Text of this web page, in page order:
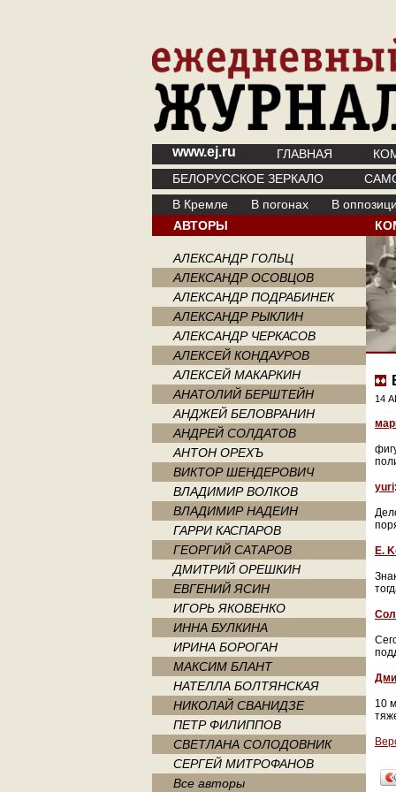
www.ej.ru ГЛАВНАЯ
БЕЛОРУССКОЕ ЗЕРКАЛО
В Кремле
В погонах
В
АВТОРЫ
АЛЕКСАНДР ГОЛЬЦ
АЛЕКСАНДР ОСОВЦОВ
АЛЕКСАНДР ПОДРАБИНЕК
АЛЕКСАНДР РЫКЛИН
АЛЕКСАНДР ЧЕРКАСОВ
АЛЕКСЕЙ КОНДАУРОВ
АЛЕКСЕЙ МАКАРКИН
АНАТОЛИЙ БЕРШТЕЙН
АНДЖЕЙ БЕЛОВРАНИН
АНДРЕЙ СОЛДАТОВ
АНТОН ОРЕХЪ
ВИКТОР ШЕНДЕРОВИЧ
ВЛАДИМИР ВОЛКОВ
ВЛАДИМИР НАДЕИН
ГАРРИ КАСПАРОВ
ГЕОРГИЙ САТАРОВ
ДМИТРИЙ ОРЕШКИН
ЕВГЕНИЙ ЯСИН
ИГОРЬ ЯКОВЕНКО
ИННА БУЛКИНА
ИРИНА БОРОГАН
МАКСИМ БЛАНТ
НАТЕЛЛА БОЛТЯНСКАЯ
НИКОЛАЙ СВАНИДЗЕ
ПЕТР ФИЛИППОВ
СВЕТЛАНА СОЛОДОВНИК
СЕРГЕЙ МИТРОФАНОВ
Все авторы
14
yuri
E.
10